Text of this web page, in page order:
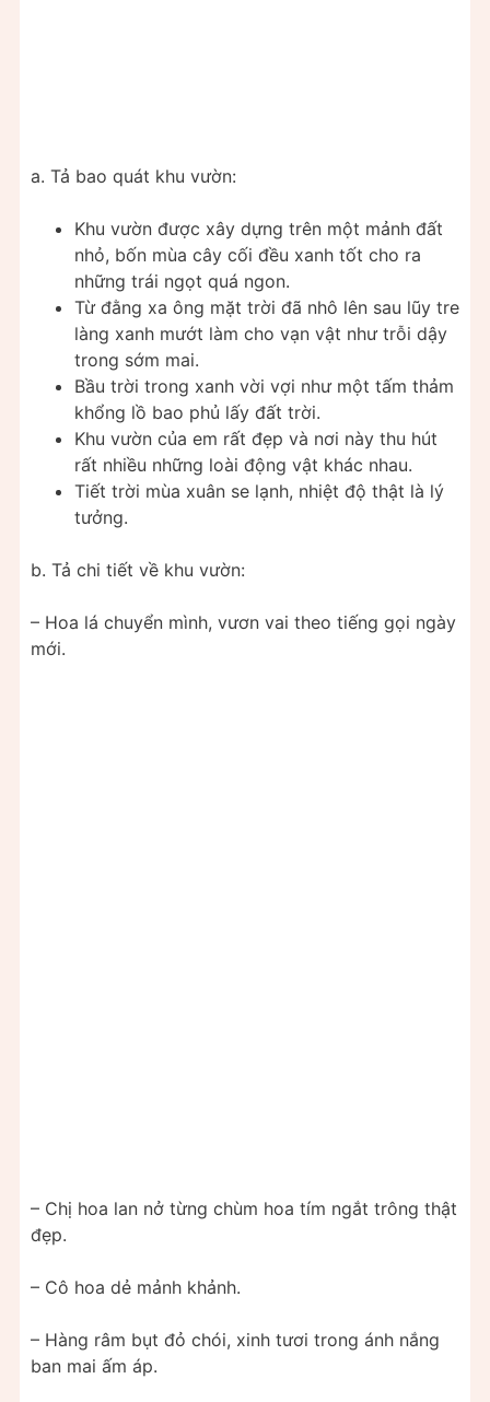
a. Tả bao quát khu vườn:
Khu vườn được xây dựng trên một mảnh đất
nhỏ, bốn mùa cây cối đều xanh tốt cho ra
những trái ngọt quá ngon.
Từ đằng xa ông mặt trời đã nhô lên sau lũy tre
làng xanh mướt làm cho vạn vật như trỗi dậy
trong sớm mai.
Bầu trời trong xanh vời vợi như một tấm thảm
khổng lồ bao phủ lấy đất trời.
Khu vườn của em rất đẹp và nơi này thu hút
rất nhiều những loài động vật khác nhau.
Tiết trời mùa xuân se lạnh, nhiệt độ thật là lý
tưởng.
b. Tả chi tiết về khu vườn:
– Hoa lá chuyển mình, vươn vai theo tiếng gọi ngày
mới.
– Chị hoa lan nở từng chùm hoa tím ngắt trông thật
đẹp.
– Cô hoa dẻ mảnh khảnh.
– Hàng râm bụt đỏ chói, xinh tươi trong ánh nắng
ban mai ấm áp.